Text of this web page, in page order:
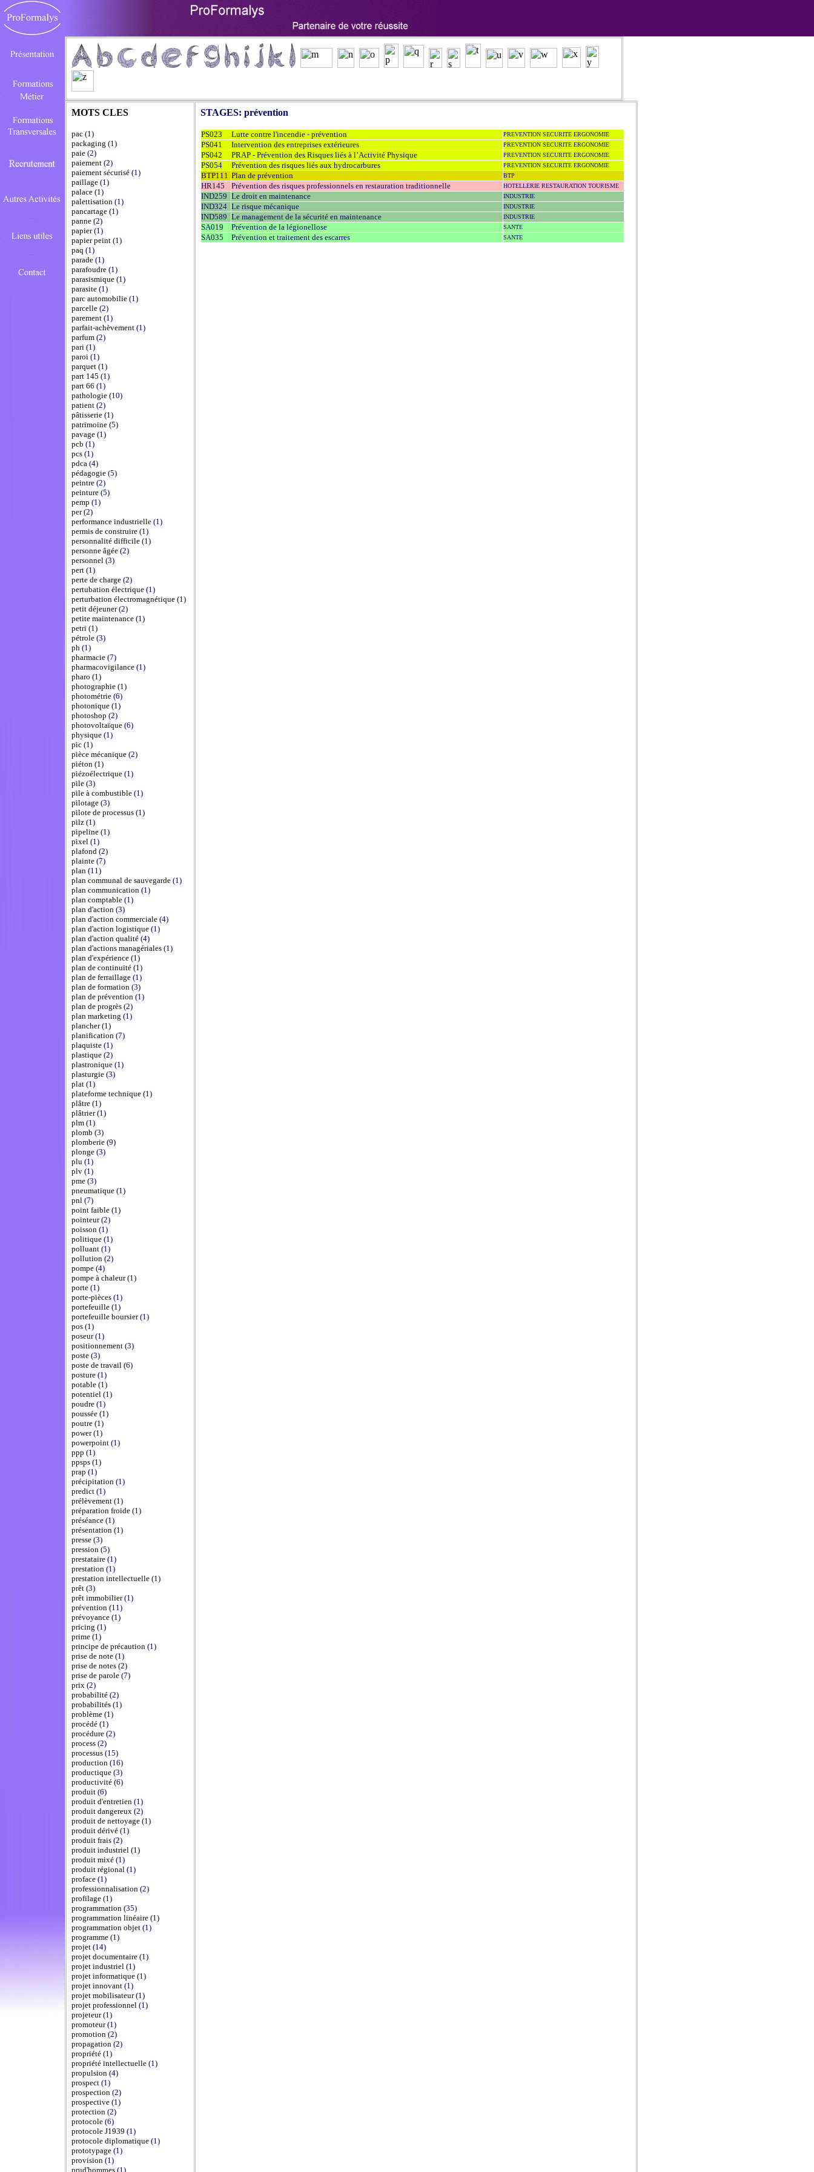
MOTS CLES
pac (1)
packaging (1)
paie (2)
paiement (2)
paiement sécurisé (1)
paillage (1)
palace (1)
palettisation (1)
pancartage (1)
panne (2)
papier(1)
papier peint (1)
paq (1)
parade (1)
parafoudre (1)
parasismique (1)
parasite (1)
parc automobilie (1)
parcelle (2)
parement (1)
parfait-achèvement (1)
parfum (2)
pari (1)
paroi (1)
parquet (1)
part 145 (1)
part 66 (1)
pathologie (10)
patient (2)
pâtisserie (1)
patrimoine (5)
pavage (1)
pcb (1)
pcs (1)
pdca (4)
pédagogie (5)
peintre (2)
peinture (5)
pemp (1)
per(2)
performance industrielle (1)
permis de construire (1)
personnalité difficile (1)
personne âgée (2)
personnel (3)
pert (1)
perte de charge (2)
pertubation électrique (1)
perturbation électromagnétique (1)
petit déjeuner(2)
petite maintenance (1)
petri (1)
pétrole (3)
ph (1)
pharmacie (7)
pharmacovigilance (1)
pharo (1)
photographie (1)
photométrie (6)
photonique (1)
photoshop (2)
photovoltaïque (6)
physique (1)
pic (1)
pièce mécanique (2)
piéton (1)
piézoélectrique (1)
pile (3)
pile à combustible (1)
pilotage (3)
pilote de processus (1)
pilz (1)
pipeline (1)
pixel (1)
plafond (2)
plainte (7)
plan (11)
plan communal de sauvegarde (1)
plan communication (1)
plan comptable (1)
plan d'action (3)
plan d'action commerciale (4)
plan d'action logistique (1)
plan d'action qualité (4)
plan d'actions managériales (1)
plan d'expérience (1)
plan de continuité (1)
plan de ferraillage (1)
plan de formation (3)
plan de prévention (1)
plan de progrès (2)
plan marketing (1)
plancher(1)
planification (7)
plaquiste (1)
plastique (2)
plastronique (1)
plasturgie (3)
plat (1)
plateforme technique (1)
plâtre (1)
plâtrier(1)
plm (1)
plomb (3)
plomberie (9)
plonge (3)
plu (1)
plv (1)
pme (3)
pneumatique (1)
pnl (7)
point faible (1)
pointeur(2)
poisson (1)
politique (1)
polluant (1)
pollution (2)
pompe (4)
pompe à chaleur(1)
porte (1)
porte-pièces (1)
portefeuille (1)
portefeuille boursier(1)
pos (1)
poseur(1)
positionnement (3)
poste (3)
poste de travail (6)
posture (1)
potable (1)
potentiel (1)
poudre (1)
poussée (1)
poutre (1)
power(1)
powerpoint (1)
ppp (1)
ppsps (1)
prap (1)
précipitation (1)
predict (1)
prélèvement (1)
préparation froide (1)
préséance (1)
présentation (1)
presse (3)
pression (5)
prestataire (1)
prestation (1)
prestation intellectuelle (1)
prêt (3)
prêt immobilier(1)
prévention (11)
prévoyance (1)
pricing (1)
prime (1)
principe de précaution (1)
prise de note (1)
prise de notes (2)
prise de parole (7)
prix (2)
probabilité (2)
probabilités (1)
problème (1)
procédé (1)
procédure (2)
process (2)
processus (15)
production (16)
productique (3)
productivité (6)
produit (6)
produit d'entretien (1)
produit dangereux (2)
produit de nettoyage (1)
produit dérivé (1)
produit frais (2)
produit industriel (1)
produit mixé (1)
produit régional (1)
proface (1)
professionnalisation (2)
profilage (1)
programmation (35)
programmation linéaire (1)
programmation objet (1)
programme (1)
projet (14)
projet documentaire (1)
projet industriel (1)
projet informatique (1)
projet innovant (1)
projet mobilisateur(1)
projet professionnel (1)
projeteur(1)
promoteur(1)
promotion (2)
propagation (2)
propriété (1)
propriété intellectuelle (1)
propulsion (4)
prospect (1)
prospection (2)
prospective (1)
protection (2)
protocole (6)
protocole J1939 (1)
protocole diplomatique (1)
prototypage (1)
provision (1)
prud'hommes (1)
STAGES: prévention
PS023 Lutte contre l'incendie - prévention PREVENTION SECURITE ERGONOMIE
PS041 Intervention des entreprises extérieures PREVENTION SECURITE ERGONOMIE
PS042 PRAP - Prévention des Risques liés à l’Activité Physique PREVENTION SECURITE ERGONOMIE
PS054 Prévention des risques liés aux hydrocarbures PREVENTION SECURITE ERGONOMIE
BTP111 Plan de prévention BTP
HR145 Prévention des risques professionnels en restauration traditionnelle HOTELLERIE RESTAURATION TOURISME
IND259 Le droit en maintenance INDUSTRIE
IND324 Le risque mécanique INDUSTRIE
IND589 Le management de la sécurité en maintenance INDUSTRIE
SA019 Prévention de la légionellose SANTE
SA035 Prévention et traitement des escarres SANTE